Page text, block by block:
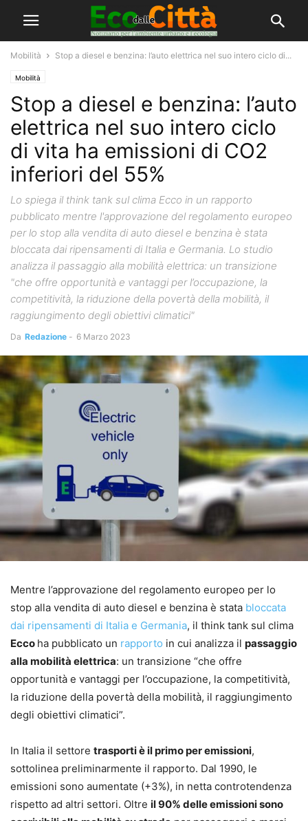
Mobilità Stop a diesel e benzina: l’auto elettrica nel suo intero ciclo di...
Mobilità
Stop a diesel e benzina: l’auto
elettrica nel suo intero ciclo
di vita ha emissioni di CO2
inferiori del 55%
Lo spiega il think tank sul clima Ecco in un rapporto
pubblicato mentre l'approvazione del regolamento europeo
per lo stop alla vendita di auto diesel e benzina è stata
bloccata dai ripensamenti di Italia e Germania. Lo studio
analizza il passaggio alla mobilità elettrica: un transizione
"che offre opportunità e vantaggi per l’occupazione, la
competitività, la riduzione della povertà della mobilità, il
raggiungimento degli obiettivi climatici"
Da Redazione - 6 Marzo 2023
Mentre l’approvazione del regolamento europeo per lo
stop alla vendita di auto diesel e benzina è stata bloccata
dai ripensamenti di Italia e Germania, il think tank sul clima
Ecco ha pubblicato un rapporto in cui analizza il passaggio
alla mobilità elettrica: un transizione “che offre
opportunità e vantaggi per l’occupazione, la competitività,
la riduzione della povertà della mobilità, il raggiungimento
degli obiettivi climatici”.
In Italia il settore trasporti è il primo per emissioni,
sottolinea preliminarmente il rapporto. Dal 1990, le
emissioni sono aumentate (+3%), in netta controtendenza
rispetto ad altri settori. Oltre il 90% delle emissioni sono